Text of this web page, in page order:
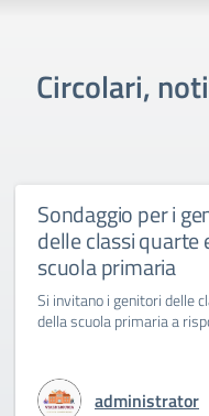
Circolari,
Sondaggio per i
delle classi quarte
scuola primaria
Si invitano i genitori delle
della scuola primaria a
administrator